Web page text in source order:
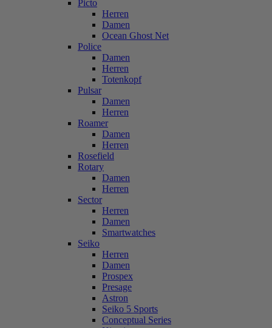
Picto
Herren
Damen
Ocean Ghost Net
Police
Damen
Herren
Totenkopf
Pulsar
Damen
Herren
Roamer
Damen
Herren
Rosefield
Rotary
Damen
Herren
Sector
Herren
Damen
Smartwatches
Seiko
Herren
Damen
Prospex
Presage
Astron
Seiko 5 Sports
Conceptual Series